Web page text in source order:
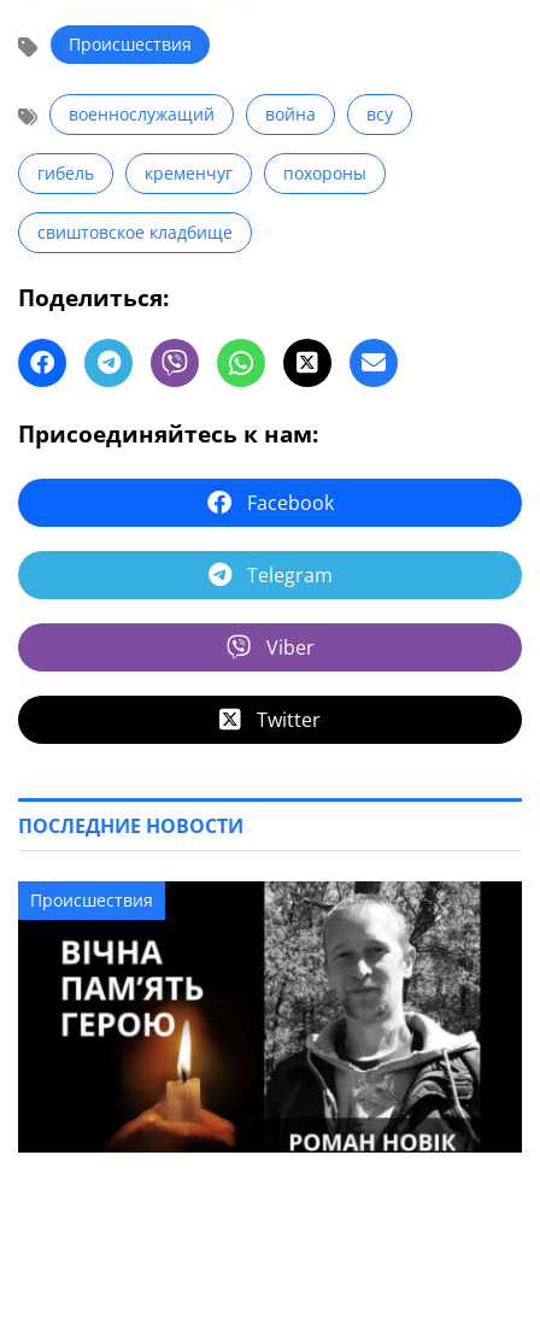
Происшествия
военнослужащий война всу
гибель кременчуг похороны
свиштовское кладбище
Поделиться:
Присоединяйтесь к нам:
Facebook
Telegram
Viber
Twitter
ПОСЛЕДНИЕ НОВОСТИ
Происшествия